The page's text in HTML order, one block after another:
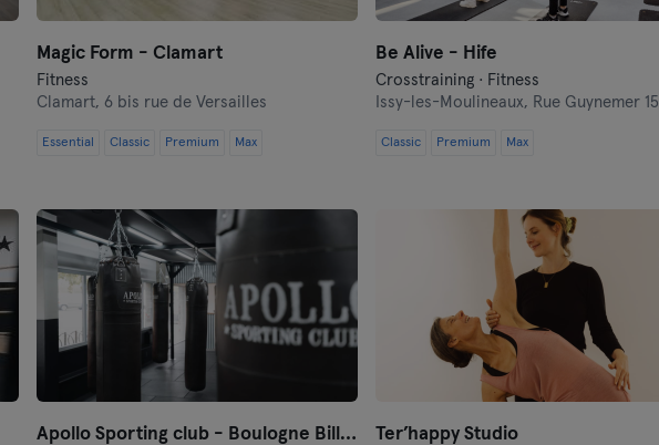
Magic Form - Clamart
Fitness
Clamart, 6 bis rue de Versailles
Essential Classic Premium Max
Be Alive - Hife
Crosstraining · Fitness
Issy-les-Moulineaux, Rue Guynemer 15
Classic Premium Max
Apollo Sporting club - Boulogne Billancourt Ter’happy Studio